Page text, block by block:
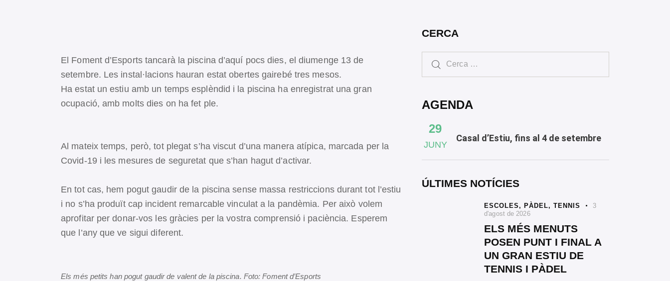
El Foment d’Esports tancarà la piscina d’aquí pocs dies, el diumenge 13 de
setembre. Les instal·lacions hauran estat obertes gairebé tres mesos.
Ha estat un estiu amb un temps esplèndid i la piscina ha enregistrat una gran
ocupació, amb molts dies on ha fet ple.
Al mateix temps, però, tot plegat s’ha viscut d’una manera atípica, marcada per la
Covid-19 i les mesures de seguretat que s’han hagut d’activar.
En tot cas, hem pogut gaudir de la piscina sense massa restriccions durant tot l’estiu
i no s’ha produït cap incident remarcable vinculat a la pandèmia. Per això volem
aprofitar per donar-vos les gràcies per la vostra comprensió i paciència. Esperem
que l’any que ve sigui diferent.
Els més petits han pogut gaudir de valent de la piscina. Foto: Foment d’Esports
CERCA
AGENDA
29
JUNY
Casal d’Estiu, fins al 4 de setembre
ÚLTIMES NOTÍCIES
ESCOLES,PÀDEL,TENNIS
3
d'agost de 2026
ELS MÉS MENUTS
POSEN PUNT I FINAL A
UN GRAN ESTIU DE
TENNIS I PÀDEL